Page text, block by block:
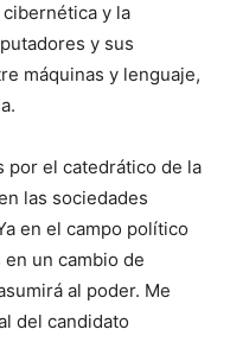
y la
y sus
máquinas y lenguaje,
por el catedrático de la
las sociedades
en el campo político
un cambio de
al poder. Me
del candidato